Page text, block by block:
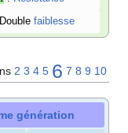
faiblesse
2 3 4 5 6 7 8 9 10
génération